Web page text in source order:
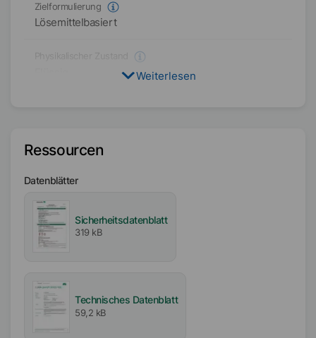
Zielformulierung
Lösemittelbasiert
Lösungsmittel
Aktiv- / Feststoffgehalt
10%
Schmelzbereich
Weiterlesen
Ressourcen
Datenblätter
Sicherheitsdatenblatt
319 kB
Technisches Datenblatt
59,2 kB